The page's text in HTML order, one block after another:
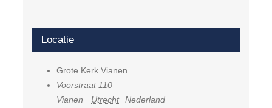
Locatie
Grote Kerk Vianen
Voorstraat 110
Vianen
Utrecht Nederland